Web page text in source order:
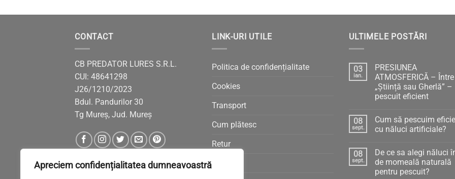
Apreciem confidențialitatea dumneavoastră
CONTACT
CB PREDATOR LURES S.R.L.
CUI: 48641298
J26/1210/2023
Bdul. Pandurilor 30
Tg Mureș, Jud. Mureș
LINK-URI UTILE
Politica de confidențialitate
Cookies
Transport
Cum plătesc
Retur
ULTIMELE POSTĂRI
03
ian.
PRESIUNEA
ATMOSFERICĂ – Între
„Știință sau Gherlă” –
pescuit eficient
la
PRESIUNEA
ATMOSFERICĂ
„Știință
sau
Gherlă”
–
08
sept.
Cum să pescuim
cu năluci artificiale?
Cum
să
pescuim
08
sept.
De ce sa alegi năluci
de momeală naturală
pentru pescuit?